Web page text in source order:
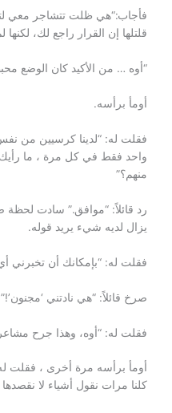
فأجاب:“هي ظلت تتشاجر معي
قلتلها إن القرار راجع لك،
“أوه … من الأكيد كان الوضع
أومأ برأسه.
فقلت له: “لدينا كرسيين من
واحد فقط في كل مرة ، ما رأيك
منهم؟”
رد قائلاً: “موافق.” سادت لحظة
يزال لديه شيء يريد قوله.
فقلت له: “بإمكانك أن تخبرني
صرخ قائلاً: “هي نادتني ‘مجنون’!”
فقلت له: “أوه، وهذا جرح
أومأ برأسه مرة أخرى ، فقلت
كلنا مرات نقول أشياء لا